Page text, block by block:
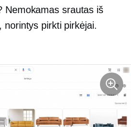
Nemokamas srautas iš
norintys pirkti pirkėjai.